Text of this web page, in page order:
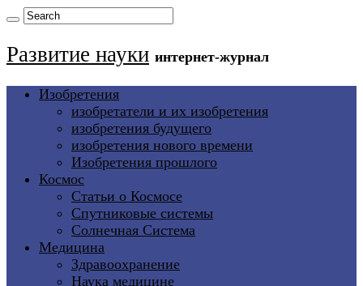
Развитие науки интернет-журнал
Изобретения
изобретатели и их изобретения
изобретения будущего
изобретения нового времени
Изобретения прошлого
Космос
Статьи о Космосе
Спутниковые системы
Солнечная Система
Медицина
Здравоохранение
Наука медицине